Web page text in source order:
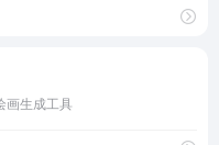
画生成工具